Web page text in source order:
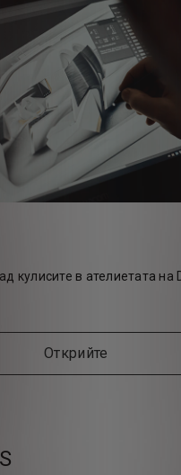
кулисите в ателиетата на
Открийте